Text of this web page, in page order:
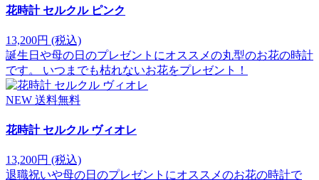
花時計 セルクル ピンク
13,200円 (税込)
誕生日や母の日のプレゼントにオススメの丸型のお花の時計
です。 いつまでも枯れないお花をプレゼント！
NEW 送料無料
花時計 セルクル ヴィオレ
13,200円 (税込)
退職祝いや母の日のプレゼントにオススメのお花の時計で